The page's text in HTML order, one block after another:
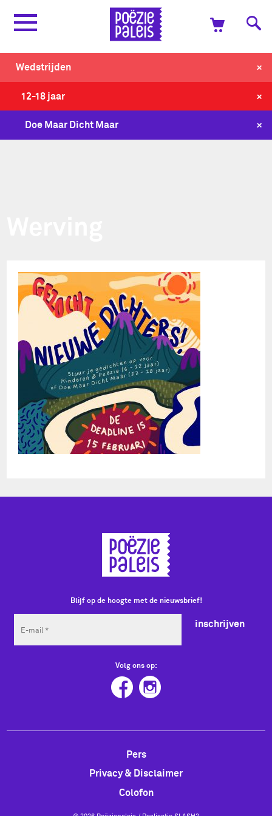
Wedstrijden +
12-18 jaar +
Doe Maar Dicht Maar +
Blijf op de hoogte met de nieuwsbrief!
inschrijven
Volg ons op:
Pers
Privacy & Disclaimer
Colofon